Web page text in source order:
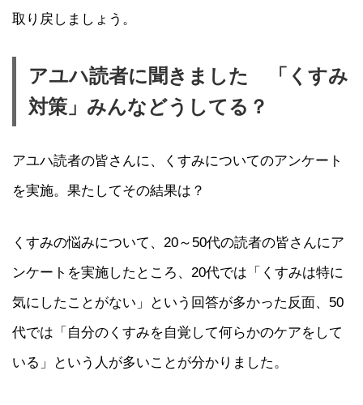
取り戻しましょう。
アユハ読者に聞きました 「くすみ
対策」みんなどうしてる？
アユハ読者の皆さんに、くすみについてのアンケート
を実施。果たしてその結果は？
くすみの悩みについて、20～50代の読者の皆さんにア
ンケートを実施したところ、20代では「くすみは特に
気にしたことがない」という回答が多かった反面、50
代では「自分のくすみを自覚して何らかのケアをして
いる」という人が多いことが分かりました。